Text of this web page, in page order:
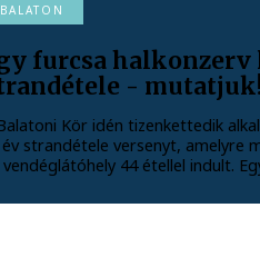
BALATON
furcsa halkonzerv
- mutatjuk!
Kör idén tizenkettedik
év strandétele versenyt, amelyre
vendéglátóhely 44 étellel indult.